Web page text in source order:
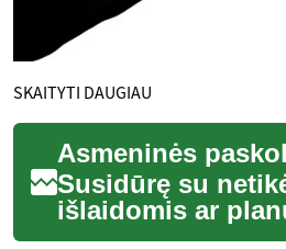
SKAITYTI DAUGIAU
Susidūrę su
išlaidomis ar
didesnį projektą,